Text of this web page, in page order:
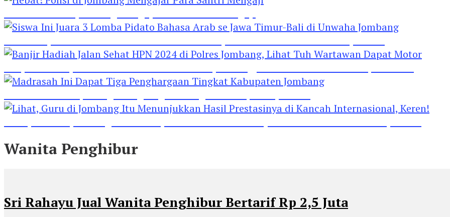
Wanita Penghibur
Sri Rahayu Jual Wanita Penghibur Bertarif Rp 2,5 Juta